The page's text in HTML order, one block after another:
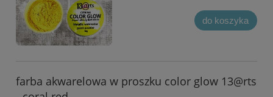
do koszyka
farba akwarelowa w proszku color glow 13@rts